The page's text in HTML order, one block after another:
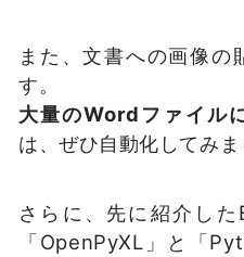
また、文書への画像の
す。
大量のWordファイル
は、ぜひ自動化してみま
さらに、先に紹介し
「OpenPyXL」と「